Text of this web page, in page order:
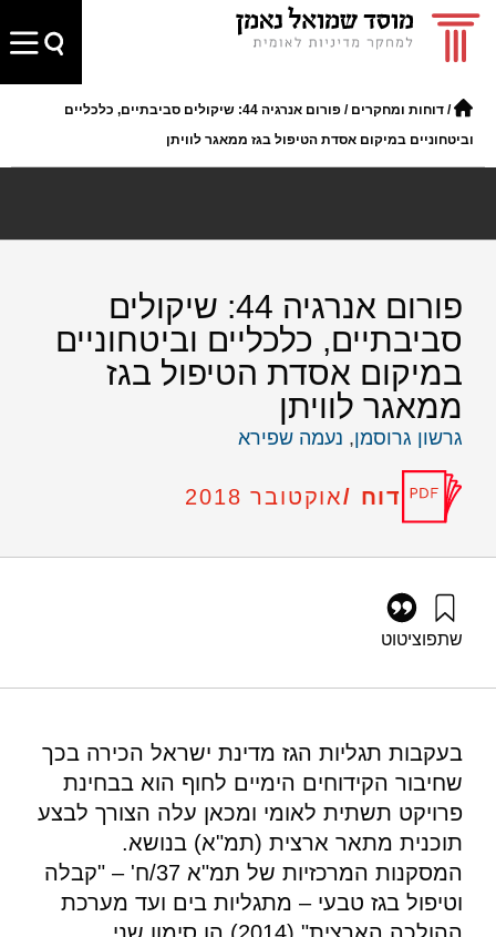
/ דוחות ומחקרים /
פורום אנרגיה 44: שיקולים סביבתיים, כלכליים
וביטחוניים במיקום אסדת הטיפול בגז ממאגר לוויתן
פורום אנרגיה 44: שיקולים
סביבתיים, כלכליים וביטחוניים
במיקום אסדת הטיפול בגז
ממאגר לוויתן
גרשון גרוסמן, נעמה שפירא
דוח /אוקטובר 2018
שתפוציטוט
economic-and-security-considerations-concerning-the-
location-of-the-gas-treatment-platform-for-the-leviathan-
בעקבות תגליות הגז מדינת ישראל הכירה בכך
שחיבור הקידוחים הימיים לחוף הוא בבחינת
פרויקט תשתית לאומי ומכאן עלה הצורך לבצע
תוכנית מתאר ארצית (תמ"א) בנושא.
המסקנות המרכזיות של תמ"א 37/ח' – "קבלה
וטיפול בגז טבעי – מתגליות בים ועד מערכת